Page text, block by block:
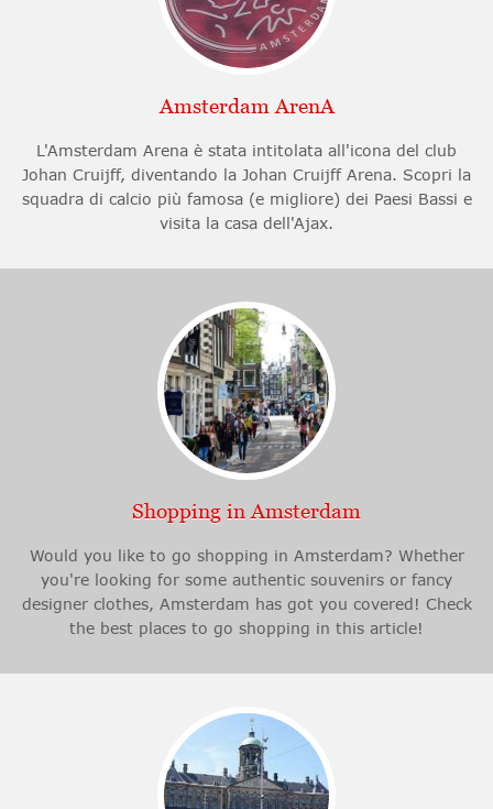
Amsterdam ArenA
L'Amsterdam Arena è stata intitolata all'icona del club
Johan Cruijff, diventando la Johan Cruijff Arena. Scopri la
squadra di calcio più famosa (e migliore) dei Paesi Bassi e
visita la casa dell'Ajax.
Shopping in Amsterdam
Would you like to go shopping in Amsterdam? Whether
you're looking for some authentic souvenirs or fancy
designer clothes, Amsterdam has got you covered! Check
the best places to go shopping in this article!